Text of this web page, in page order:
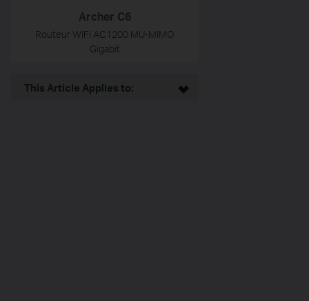
Archer C6
Routeur WiFi AC1200 MU-MIMO
Gigabit
This Article Applies to: